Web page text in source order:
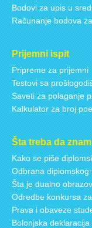
Bodovi za upis u
Računanje bodova
Prijemni ispit
Pripreme za prijemni
Testovi sa
Saveti za polaganje
Kalkulator za broj
Šta treba da znam
Kako se piše
Odbrana diplomskog
Šta je dualno
Odredbe konkursa
Prava i obaveze
Bolonjska deklaracija